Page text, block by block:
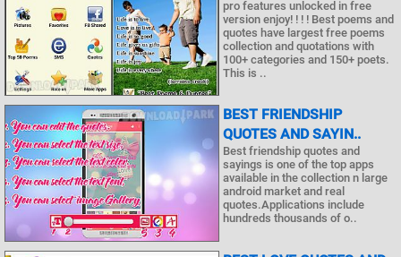
pro features unlocked in free
version enjoy! ! ! ! Best poems and
quotes have largest free poems
collection and quotations with
100+ categories and 150+ poets.
This is ..
BEST FRIENDSHIP
QUOTES AND SAYIN..
Best friendship quotes and
sayings is one of the top apps
available in the collection n large
android market and real
quotes.Applications include
hundreds thousands of o..